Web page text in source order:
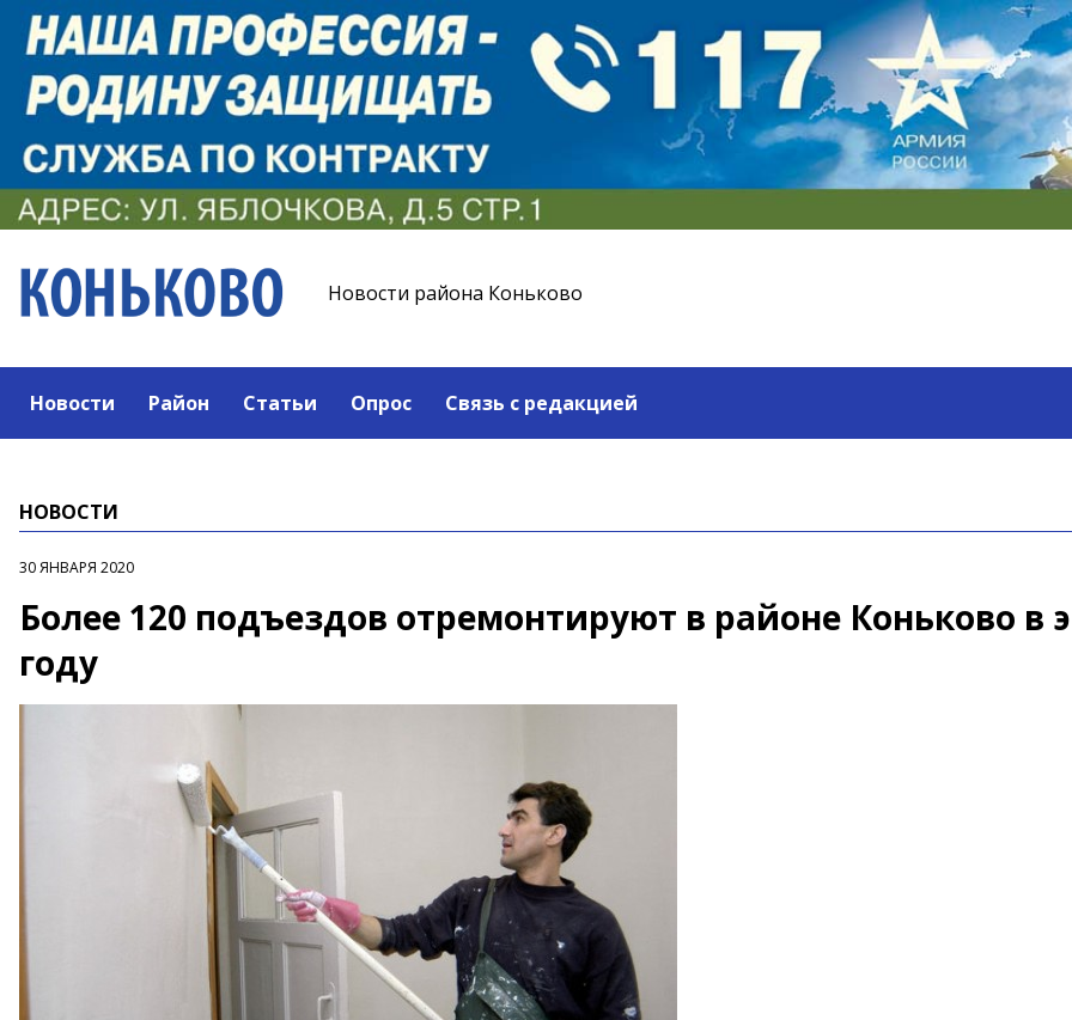
Новости района Коньково
Новости Район Статьи Опрос Связь с редакцией
НОВОСТИ
30 ЯНВАРЯ 2020
Более 120 подъездов отремонтируют в районе Коньково в
году